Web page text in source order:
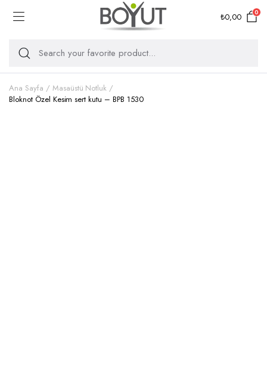
₺0,00 0
Ana Sayfa
Masaüstü Notluk
Bloknot Özel Kesim sert kutu – BPB 1530